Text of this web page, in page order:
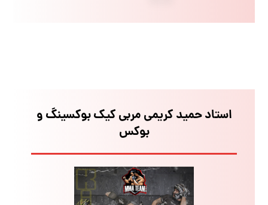
استاد حمید کریمی مربی کیک بوکسینگ و
بوکس